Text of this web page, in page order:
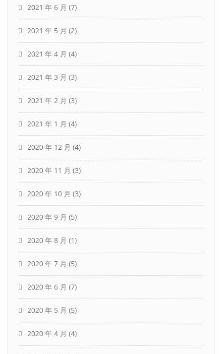
2021 年 6 月 (7)
2021 年 5 月 (2)
2021 年 4 月 (4)
2021 年 3 月 (3)
2021 年 2 月 (3)
2021 年 1 月 (4)
2020 年 12 月 (4)
2020 年 11 月 (3)
2020 年 10 月 (3)
2020 年 9 月 (5)
2020 年 8 月 (1)
2020 年 7 月 (5)
2020 年 6 月 (7)
2020 年 5 月 (5)
2020 年 4 月 (4)